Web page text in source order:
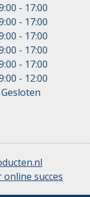
- 17:00
- 17:00
- 17:00
- 17:00
- 17:00
- 12:00
Gesloten
succes